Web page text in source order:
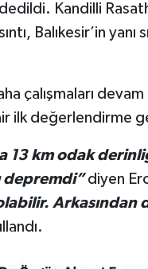
Kandilli
Balıkesir’in
çalışmaları
ilk değerlendirme
13 km odak
depremdi”diyen
Arkasından